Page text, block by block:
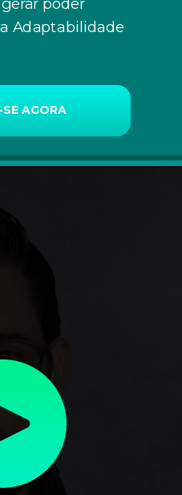
poder
Adaptabilidade
SE AGORA